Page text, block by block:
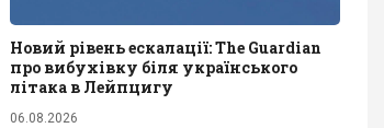
Новий рівень ескалації: The Guardian
про вибухівку біля українського
літака в Лейпцигу
06.08.2026